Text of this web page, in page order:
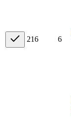
216 6